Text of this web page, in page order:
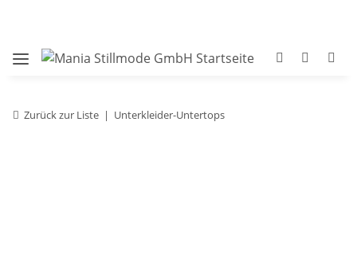
Zurück zur Liste Unterkleider-Untertops